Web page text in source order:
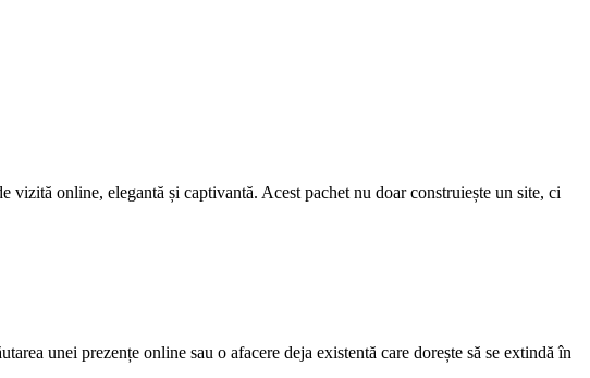
vizită online, elegantă și captivantă. Acest pachet nu doar construiește un site, ci
unei prezențe online sau o afacere deja existentă care dorește să se extindă în